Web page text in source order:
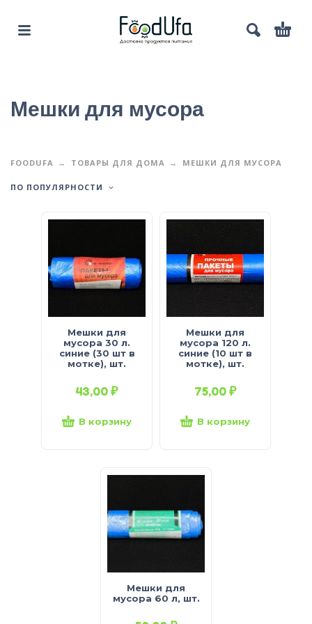
Мешки для мусора
FOODUFA ТОВАРЫ ДЛЯ ДОМА МЕШКИ ДЛЯ МУСОРА
ПО ПОПУЛЯРНОСТИ
Мешки для
мусора 30 л.
синие (30 шт в
мотке), шт.
43,00₽
В корзину
Мешки для
мусора 120 л.
синие (10 шт в
мотке), шт.
75,00₽
В корзину
Мешки для
мусора 60 л, шт.